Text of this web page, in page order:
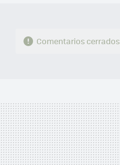
Comentarios cerrados